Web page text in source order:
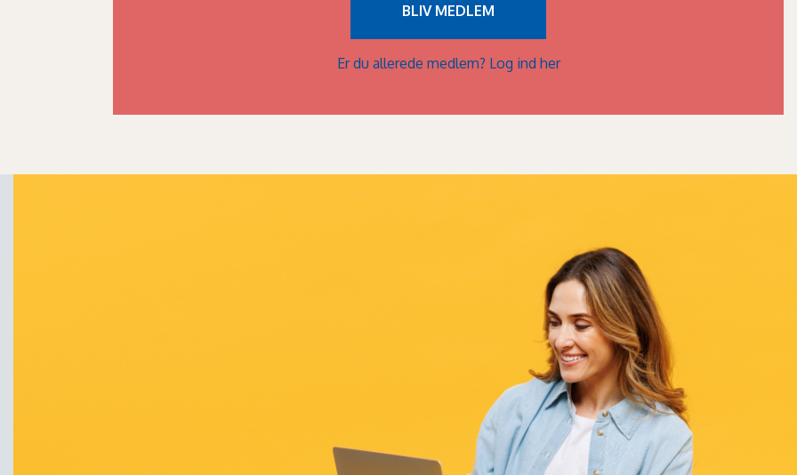
BLIV MEDLEM
Er du allerede medlem? Log ind her